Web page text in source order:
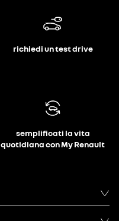
richiedi un test drive
semplificati la vita
quotidiana con My Renault